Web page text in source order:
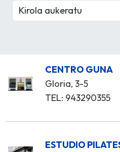
CENTRO GUNA
Gloria, 3-5
TEL: 943290355
ESTUDIO